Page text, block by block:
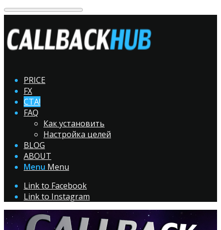
PRICE
FX
CTA!
FAQ
Как установить
Настройка целей
BLOG
ABOUT
Menu Menu
Link to Facebook
Link to Instagram